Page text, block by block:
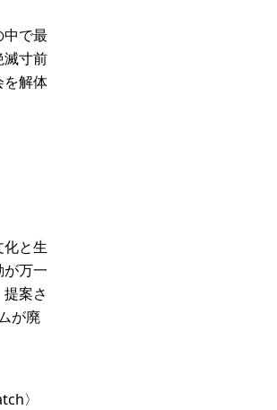
中で最
滅寸前
を解体
と生
万一
案さ
が廃
〉